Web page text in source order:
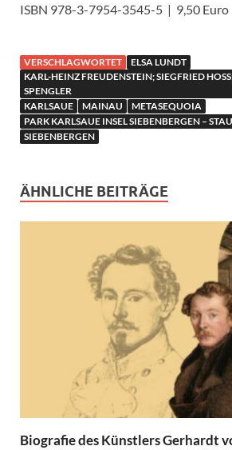
ISBN 978-3-7954-3545-5 | 9,50 Euro
VERSCHLAGWORTET
ELSA LUNDT
KARL-HEINZ FREUDENSTEIN; SIEGFRIED
PENGLER
KARLSAUE
MAINAU
METASEQUOIA
PARK KARLSAUE INSEL SIEBENBERGEN –
SIEBENBERGEN
ÄHNLICHE BEITRÄGE
Biografie des Künstlers Gerhardt